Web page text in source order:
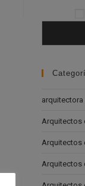
Arquitectos
Arquitectos
Arquitectos